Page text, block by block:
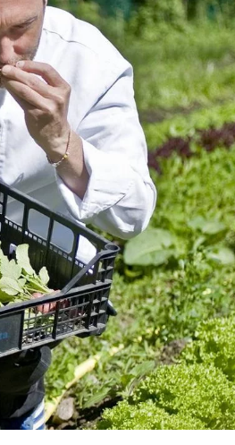
in compagnia.
alla roccia e sembra
filosofia culinaria è
le tradizioni altoatesine,
italiana.